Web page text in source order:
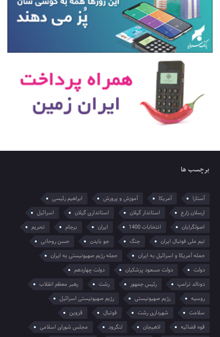
برچسب ها
آستارا آمریکا آموزش و پرورش
ابراهیم رئیسی
ارسلان زارع
استاندار گیلان استانداری گیلان
اسرائیل
اصولگرایان
انتخابات 1400 ایران برجام
تحریم
تیم ملی فوتبال ایران
جنگ جو بایدن
حسن روحانی
حمله آمریکا و اسرائیل به ایران
حمله رژیم صهیونیستی به ایران
دولت
دولت مسعود پزشکیان
دولت چهاردهم
دونالد ترامپ
رئیس جمهور رشت
رهبر معظم انقلاب
روسیه
رژیم صهیونیستی
رژیم صهیونیستی اسرائیل
سلامت
شهرداری رشت فوتبال
قزوین
قوه قضائیه
لاهیجان لنگرود
مجلس شورای اسلامی